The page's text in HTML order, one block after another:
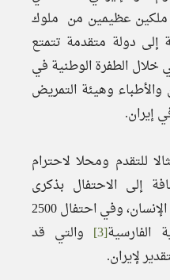
من حكم ملكين عظيمين من ملوك
دولة متقدمة تتمتع
خلال الطفرة الوطنية في
وهيئة التمريض
إيران.
للتقدم ومحلا لاحترام
إلى الاحتفال بذكرى
كورش العظيم، مؤسس حقوق الإنسان، وفي احتفال 2500
الفارسية[3]
والتي قد
لإيران.